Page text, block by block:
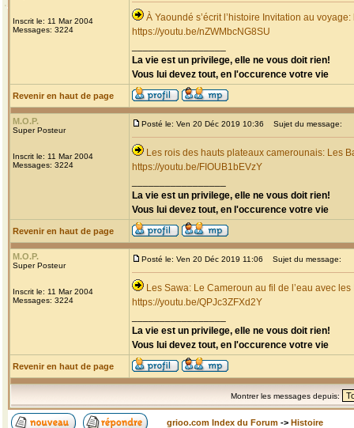
Inscrit le: 11 Mar 2004
Messages: 3224
À Yaoundé s’écrit l’histoire Invitation au
https://youtu.be/nZWMbcNG8SU
La vie est un privilege, elle ne vous doit rien!
Vous lui devez tout, en l'occurence votre vie
Revenir en haut de page
M.O.P.
Super Posteur
Inscrit le: 11 Mar 2004
Messages: 3224
Posté le: Ven 20 Déc 2019 10:36 Sujet du message:
Les rois des hauts plateaux camerounais: Les
https://youtu.be/FIOUB1bEVzY
La vie est un privilege, elle ne vous doit rien!
Vous lui devez tout, en l'occurence votre vie
Revenir en haut de page
M.O.P.
Super Posteur
Inscrit le: 11 Mar 2004
Messages: 3224
Posté le: Ven 20 Déc 2019 11:06 Sujet du message:
Les Sawa: Le Cameroun au fil de l’eau avec
https://youtu.be/QPJc3ZFXd2Y
La vie est un privilege, elle ne vous doit rien!
Vous lui devez tout, en l'occurence votre vie
Revenir en haut de page
Montrer les messages depuis:
grioo.com Index du Forum -> Histoire